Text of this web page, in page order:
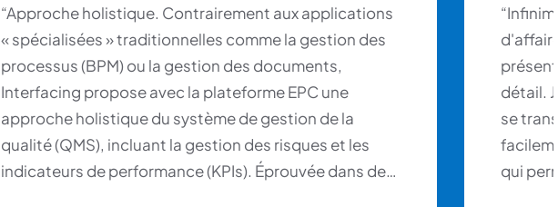
“Approche holistique. Contrairement aux applications
« spécialisées » traditionnelles comme la gestion des
processus (BPM) ou la gestion des documents,
Interfacing propose avec la plateforme EPC une
approche holistique du système de gestion de la
qualité (QMS), incluant la gestion des risques et les
indicateurs de performance (KPIs). Éprouvée dans de
détail.
se
qui